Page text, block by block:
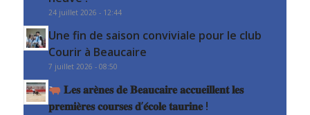
24 juillet 2026 - 12:44
Une fin de saison conviviale pour le club
Courir à Beaucaire
7 juillet 2026 - 08:50
𝐋𝐞𝐬 𝐚𝐫𝐞̀𝐧𝐞𝐬 𝐝𝐞 𝐁𝐞𝐚𝐮𝐜𝐚𝐢𝐫𝐞 𝐚𝐜𝐜𝐮𝐞𝐢𝐥𝐥𝐞𝐧𝐭 𝐥𝐞𝐬
𝐩𝐫𝐞𝐦𝐢𝐞̀𝐫𝐞𝐬 𝐜𝐨𝐮𝐫𝐬𝐞𝐬 𝐝’𝐞́𝐜𝐨𝐥𝐞 𝐭𝐚𝐮𝐫𝐢𝐧𝐞 !